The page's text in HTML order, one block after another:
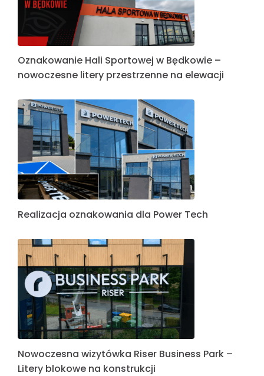
Oznakowanie Hali Sportowej w Będkowie –
nowoczesne litery przestrzenne na elewacji
Realizacja oznakowania dla Power Tech
Nowoczesna wizytówka Riser Business Park –
Litery blokowe na konstrukcji